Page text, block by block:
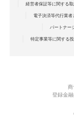
経営者保証等に関する
電子決済等代行業者
パートナー
特定事業等に関する
登録金